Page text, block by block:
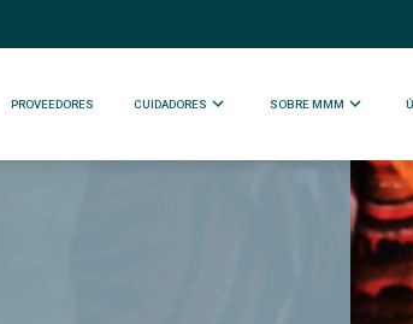
PROVEEDORES CUIDADORES SOBRE MMM